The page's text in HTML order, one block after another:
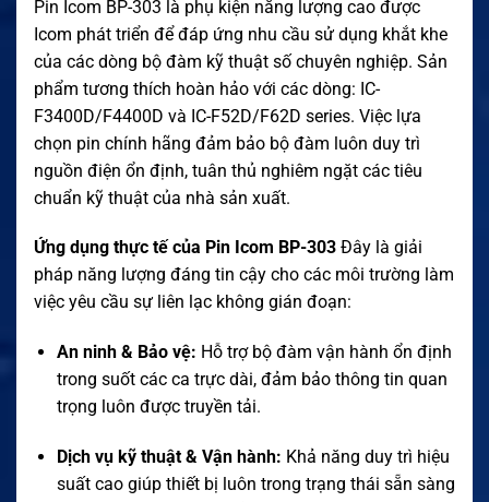
Pin Icom BP-303 là phụ kiện năng lượng cao được
Icom phát triển để đáp ứng nhu cầu sử dụng khắt khe
của các dòng bộ đàm kỹ thuật số chuyên nghiệp. Sản
phẩm tương thích hoàn hảo với các dòng: IC-
F3400D/F4400D và IC-F52D/F62D series. Việc lựa
chọn pin chính hãng đảm bảo bộ đàm luôn duy trì
nguồn điện ổn định, tuân thủ nghiêm ngặt các tiêu
chuẩn kỹ thuật của nhà sản xuất.
Ứng dụng thực tế của Pin Icom BP-303 Đây là giải
pháp năng lượng đáng tin cậy cho các môi trường làm
việc yêu cầu sự liên lạc không gián đoạn:
An ninh & Bảo vệ: Hỗ trợ bộ đàm vận hành ổn định
trong suốt các ca trực dài, đảm bảo thông tin quan
trọng luôn được truyền tải.
Dịch vụ kỹ thuật & Vận hành: Khả năng duy trì hiệu
suất cao giúp thiết bị luôn trong trạng thái sẵn sàng